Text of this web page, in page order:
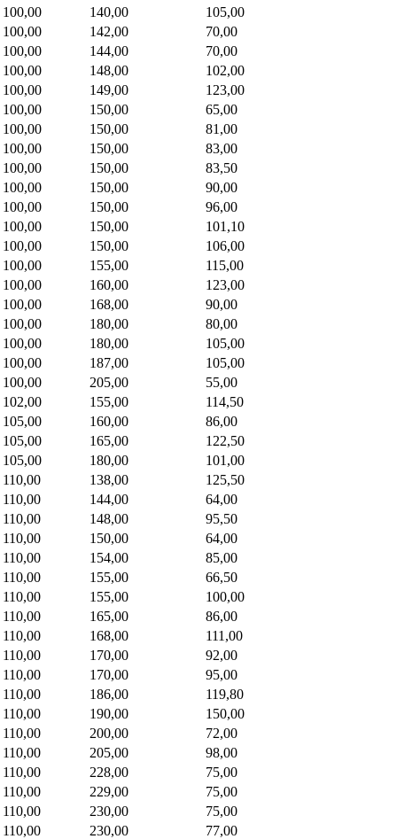
100,00 140,00
105,00
100,00
142,00
70,00
100,00
144,00
70,00
100,00
148,00
102,00
100,00
149,00
123,00
100,00
150,00
65,00
100,00
150,00
81,00
100,00
150,00
83,00
100,00
150,00
83,50
100,00
150,00
90,00
100,00
150,00
96,00
100,00
150,00
101,10
100,00
150,00
106,00
100,00
155,00
115,00
100,00
160,00
123,00
100,00
168,00
90,00
100,00
180,00
80,00
100,00
180,00
105,00
100,00
187,00
105,00
100,00
205,00
55,00
102,00
155,00
114,50
105,00
160,00
86,00
105,00
165,00
122,50
105,00
180,00
101,00
110,00
138,00
125,50
110,00
144,00
64,00
110,00
148,00
95,50
110,00
150,00
64,00
110,00
154,00
85,00
110,00
155,00
66,50
110,00
155,00
100,00
110,00
165,00
86,00
110,00
168,00
111,00
110,00
170,00
92,00
110,00
170,00
95,00
110,00
186,00
119,80
110,00
190,00
150,00
110,00
200,00
72,00
110,00
205,00
98,00
110,00
228,00
75,00
110,00
229,00
75,00
110,00
230,00
75,00
110,00
230,00
77,00